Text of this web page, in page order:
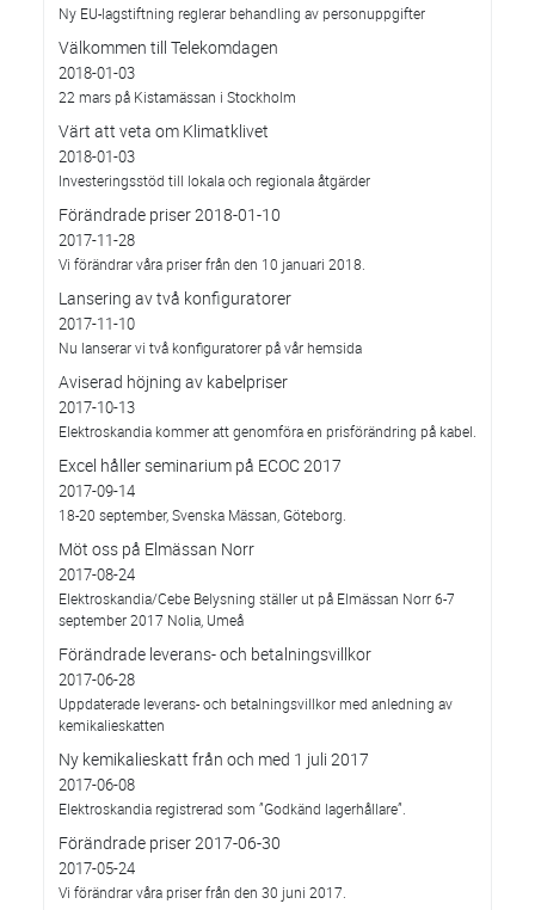
Ny EU-lagstiftning reglerar behandling av personuppgifter
Välkommen till Telekomdagen
2018-01-03
22 mars på Kistamässan i Stockholm
Värt att veta om Klimatklivet
2018-01-03
Investeringsstöd till lokala och regionala åtgärder
Förändrade priser 2018-01-10
2017-11-28
Vi förändrar våra priser från den 10 januari 2018.
Lansering av två konfiguratorer
2017-11-10
Nu lanserar vi två konfiguratorer på vår hemsida
Aviserad höjning av kabelpriser
2017-10-13
Elektroskandia kommer att genomföra en prisförändring på kabel.
Excel håller seminarium på ECOC 2017
2017-09-14
18-20 september, Svenska Mässan, Göteborg.
Möt oss på Elmässan Norr
2017-08-24
Elektroskandia/Cebe Belysning ställer ut på Elmässan Norr 6-7
september 2017 Nolia, Umeå
Förändrade leverans- och betalningsvillkor
2017-06-28
Uppdaterade leverans- och betalningsvillkor med anledning av
kemikalieskatten
Ny kemikalieskatt från och med 1 juli 2017
2017-06-08
Elektroskandia registrerad som ”Godkänd lagerhållare”.
Förändrade priser 2017-06-30
2017-05-24
Vi förändrar våra priser från den 30 juni 2017.